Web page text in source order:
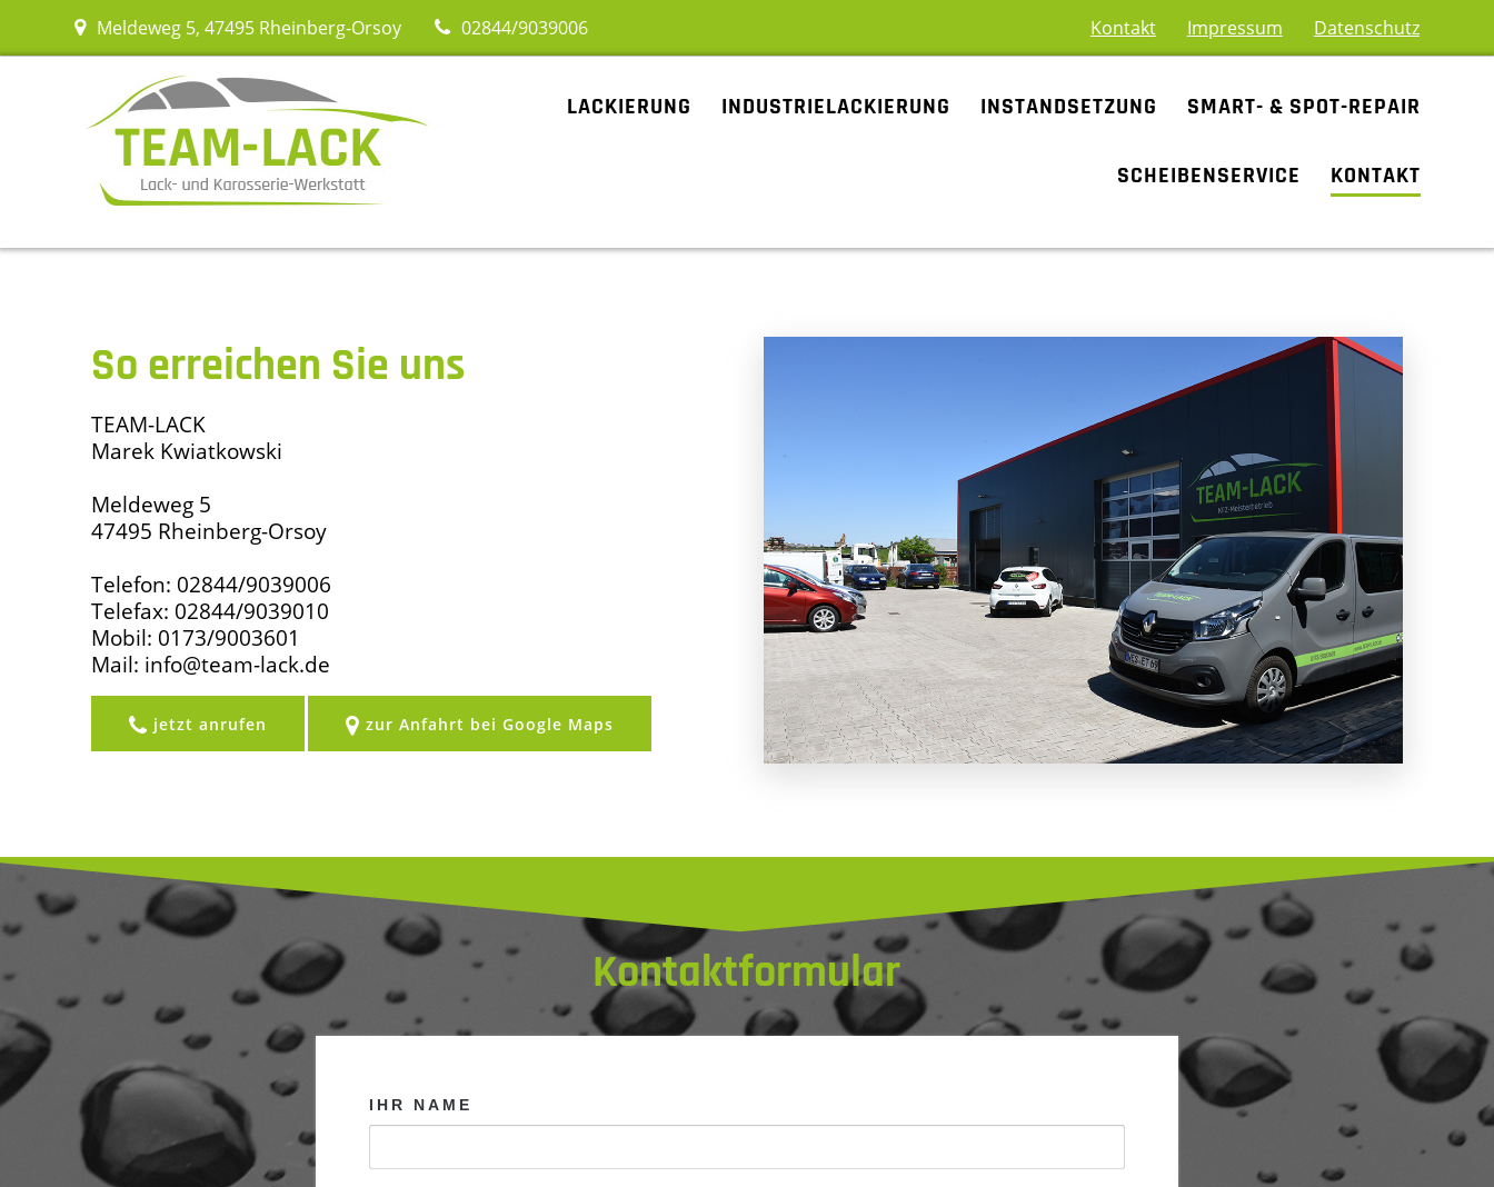
content
Meldeweg 5, 47495 Rheinberg-Orsoy 02844/9039006 Kontakt Impressum Datenschutz
LACKIERUNG INDUSTRIELACKIERUNG INSTANDSETZUNG SMART- & SPOT-REPAIR
SCHEIBENSERVICE KONTAKT
So erreichen Sie uns
TEAM-LACK
Marek Kwiatkowski
Meldeweg 5
47495 Rheinberg-Orsoy
Telefon: 02844/9039006
Telefax: 02844/9039010
Mobil: 0173/9003601
Mail: info@team-lack.de
jetzt anrufen zur Anfahrt bei Google Maps
Kontaktformular
IHR NAME